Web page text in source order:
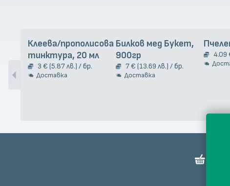
Клеева/прополисова
тинктура, 20 мл
3 € (5.87 лв.) / бр.
Доставка
Билков мед Букет,
900гр
7 € (13.69 лв.) / бр.
Доставка
4.09